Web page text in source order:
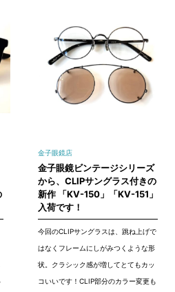
金子眼鏡店
金子眼鏡ビンテージシリーズ
から、CLIPサングラス付きの
新作 「KV-150」「KV-151」
入荷です！
今回のCLIPサングラスは、跳ね上げで
はなくフレームにしがみつくような形
状。クラシック感が増してとてもカッ
コいいです！CLIP部分のカラー変更も